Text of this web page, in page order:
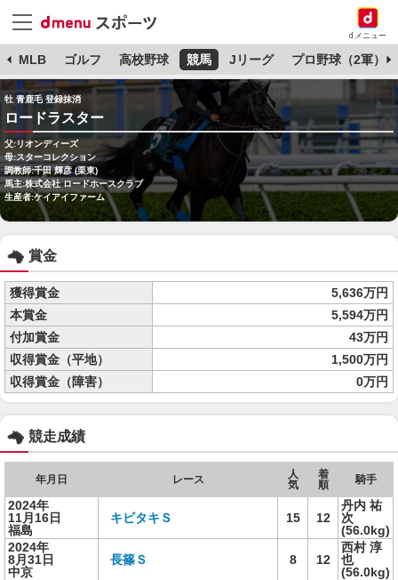
dメニュー
MLB ゴルフ 高校野球 競馬 Jリーグ プロ野球（2軍）
牡 青鹿毛 登録抹消
ロードラスター
父:リオンディーズ
母:スターコレクション
調教師:千田 輝彦 (栗東)
馬主:株式会社 ロードホースクラブ
生産者:ケイアイファーム
賞金
獲得賞金
5,636万円
本賞金
5,594万円
付加賞金
43万円
収得賞金（平地）
1,500万円
収得賞金（障害）
0万円
競走成績
年月日 レース
人
気
着
順
騎手
2024年
11月16日
福島
キビタキＳ 15 12
丹内 祐
次
(56.0kg)
2024年
8月31日
中京
長篠Ｓ 8 12
西村 淳
也
(56.0kg)